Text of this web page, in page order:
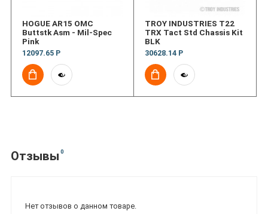
HOGUE AR15 OMC
Buttstk Asm - Mil-Spec
Pink
12097.65 Р
TROY INDUSTRIES T22
TRX Tact Std Chassis Kit
BLK
30628.14 Р
Отзывы 0
Нет отзывов о данном товаре.